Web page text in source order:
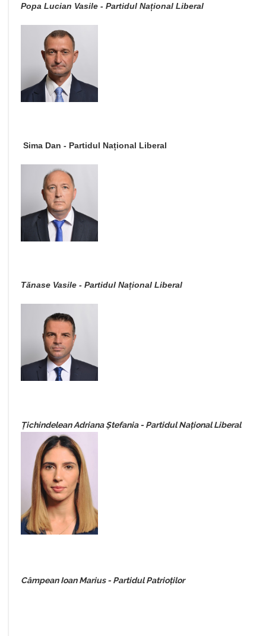
Popa Lucian Vasile - Partidul Național Liberal
Sima Dan - Partidul Național Liberal
Tănase Vasile - Partidul Național Liberal
Țichindelean Adriana Ștefania- Partidul Național Liberal
Câmpean Ioan Marius - Partidul Patrioților